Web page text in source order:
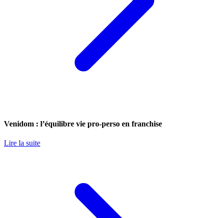
Venidom : l’équilibre vie pro-perso en franchise
Lire la suite